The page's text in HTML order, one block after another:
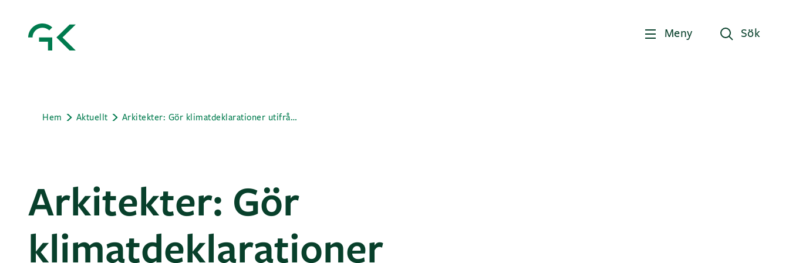
Meny Sök
Hem Aktuellt Arkitekter: Gör klimatdeklarationer utifrån livslängd
Arkitekter: Gör
klimatdeklarationer